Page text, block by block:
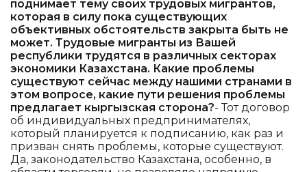
поднимает тему своих трудовых мигрантов,
которая в силу пока существующих
объективных обстоятельств закрыта быть не
может. Трудовые мигранты из Вашей
республики трудятся в различных секторах
экономики Казахстана. Какие проблемы
существуют сейчас между нашими странами в
этом вопросе, какие пути решения проблемы
предлагает кыргызская сторона?- Тот договор
об индивидуальных предпринимателях,
который планируется к подписанию, как раз и
призван снять проблемы, которые существуют.
Да, законодательство Казахстана, особенно, в